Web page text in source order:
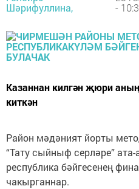
Шәрифуллина,
-
Казаннан килгән җюри
киткән
Район мәдәният йорты
“Тату сыйныф серләре”
республика бәйгесенең
чакырганнар.